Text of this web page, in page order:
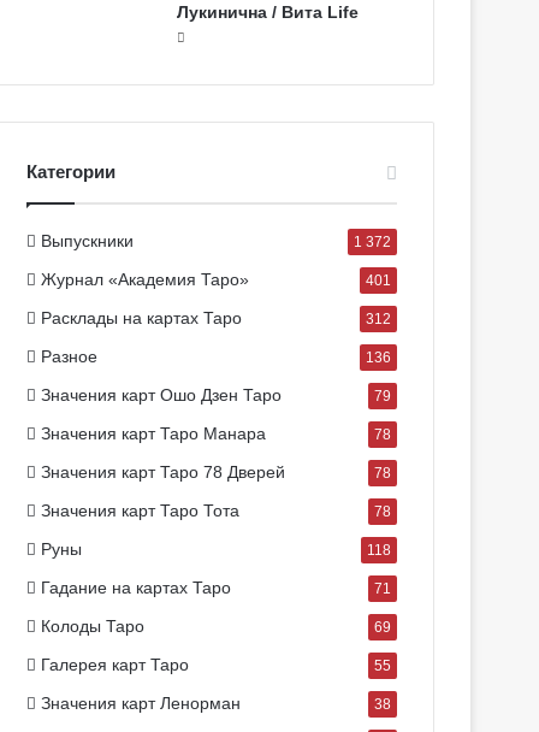
Лукинична / Вита Life
Категории
Выпускники 1 372
Журнал «Академия Таро» 401
Расклады на картах Таро 312
Разное 136
Значения карт Ошо Дзен Таро 79
Значения карт Таро Манара 78
Значения карт Таро 78 Дверей 78
Значения карт Таро Тота 78
Руны 118
Гадание на картах Таро 71
Колоды Таро 69
Галерея карт Таро 55
Значения карт Ленорман 38